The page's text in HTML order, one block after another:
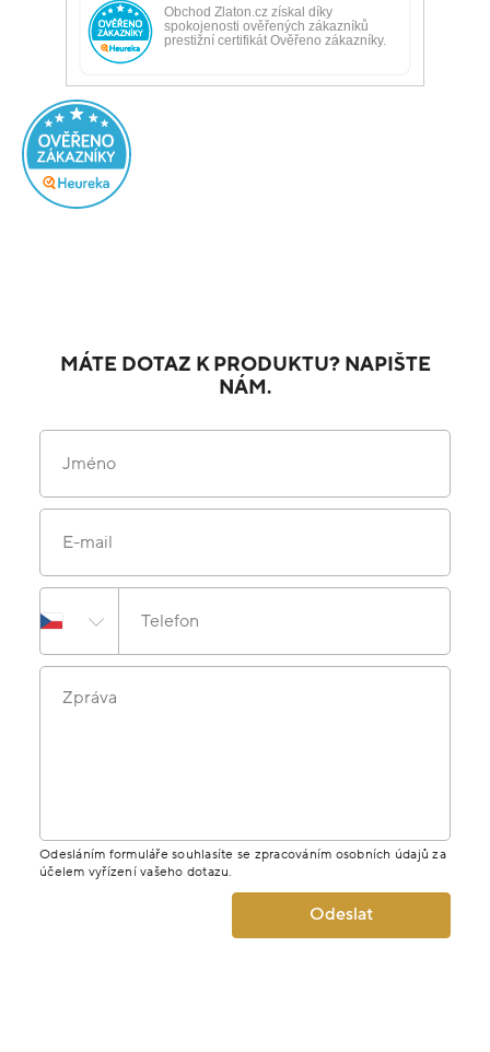
MÁTE DOTAZ K PRODUKTU? NAPIŠTE
NÁM.
Jméno
E-mail
Telefon
Zpráva
Odesláním formuláře souhlasíte se zpracováním osobních údajů za
účelem vyřízení vašeho dotazu.
Odeslat